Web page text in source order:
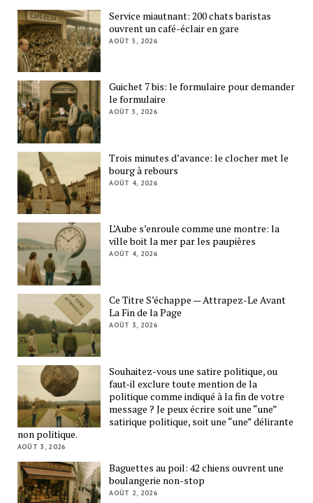
Service miautnant: 200 chats baristas
ouvrent un café-éclair en gare
AOÛT 5, 2026
Guichet 7 bis: le formulaire pour demander
le formulaire
AOÛT 5, 2026
Trois minutes d’avance: le clocher met le
bourg à rebours
AOÛT 4, 2026
L’Aube s’enroule comme une montre: la
ville boit la mer par les paupières
AOÛT 4, 2026
Ce Titre S’échappe — Attrapez-Le Avant
La Fin de la Page
AOÛT 3, 2026
Souhaitez-vous une satire politique, ou
faut-il exclure toute mention de la
politique comme indiqué à la fin de votre
message ? Je peux écrire soit une “une”
satirique politique, soit une “une” délirante
non politique.
AOÛT 3, 2026
Baguettes au poil: 42 chiens ouvrent une
boulangerie non-stop
AOÛT 2, 2026